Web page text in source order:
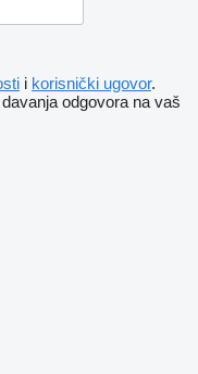
i korisnički ugovor.
odgovora na vaš